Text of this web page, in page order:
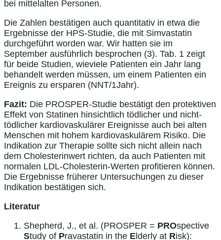
bei mittelalten Personen.
Die Zahlen bestätigen auch quantitativ in etwa die
Ergebnisse der HPS-Studie, die mit Simvastatin
durchgeführt worden war. Wir hatten sie im
September ausführlich besprochen (3). Tab. 1 zeigt
für beide Studien, wieviele Patienten ein Jahr lang
behandelt werden müssen, um einem Patienten ein
Ereignis zu ersparen (NNT/1Jahr).
Fazit: Die PROSPER-Studie bestätigt den protektiven
Effekt von Statinen hinsichtlich tödlicher und nicht-
tödlicher kardiovaskulärer Ereignisse auch bei alten
Menschen mit hohem kardiovaskulärem Risiko. Die
Indikation zur Therapie sollte sich nicht allein nach
dem Cholesterinwert richten, da auch Patienten mit
normalen LDL-Cholesterin-Werten profitieren können.
Die Ergebnisse früherer Untersuchungen zu dieser
Indikation bestätigen sich.
Literatur
Shepherd, J., et al. (PROSPER = PROspective
Study of Pravastatin in the Elderly at Risk):